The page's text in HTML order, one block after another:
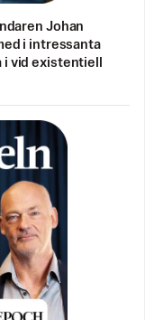
Johan
i intressanta
vid existentiell